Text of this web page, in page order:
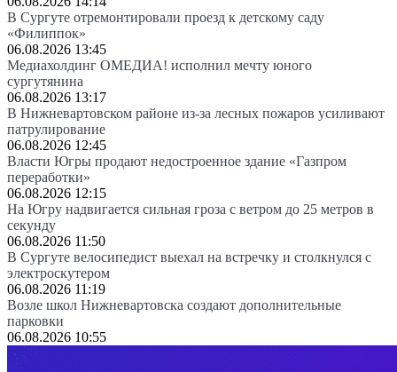
В Сургуте отремонтировали проезд к детскому саду
«Филиппок»
06.08.2026 13:45
Медиахолдинг ОМЕДИА! исполнил мечту юного
сургутянина
06.08.2026 13:17
В Нижневартовском районе из-за лесных пожаров усиливают
патрулирование
06.08.2026 12:45
Власти Югры продают недостроенное здание «Газпром
переработки»
06.08.2026 12:15
На Югру надвигается сильная гроза с ветром до 25 метров в
секунду
06.08.2026 11:50
В Сургуте велосипедист выехал на встречку и столкнулся с
электроскутером
06.08.2026 11:19
Возле школ Нижневартовска создают дополнительные
парковки
06.08.2026 10:55